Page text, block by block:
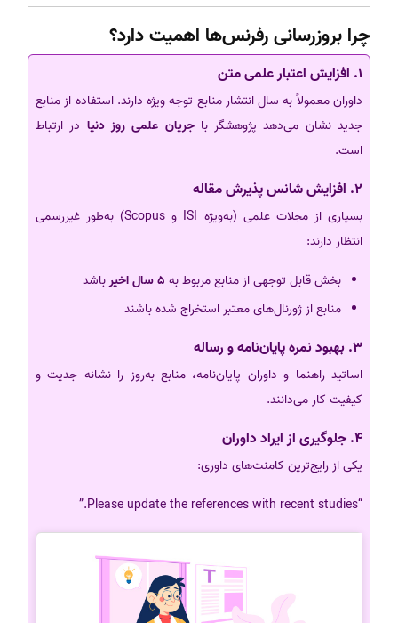
چرا بروزرسانی رفرنس‌ها اهمیت دارد؟
1. افزایش اعتبار علمی متن
داوران معمولاً به سال انتشار منابع توجه ویژه دارند. استفاده از منابع
جدید نشان می‌دهد پژوهشگر باجریان علمی روز دنیا در ارتباط
است.
2. افزایش شانس پذیرش مقاله
بسیاری از مجلات علمی (به‌ویژه ISI و Scopus) به‌طور غیررسمی
انتظار دارند:
بخش قابل توجهی از منابع مربوط به 5 سال اخیر
باشد
منابع از ژورنال‌های معتبر استخراج شده باشند
3. بهبود نمره پایان‌نامه و رساله
اساتید راهنما و داوران پایان‌نامه، منابع به‌روز را نشانه جدیت و
کیفیت کار می‌دانند.
4. جلوگیری از ایراد داوران
یکی از رایج‌ترین کامنت‌های داوری:
“Please update the references with recent studies.”